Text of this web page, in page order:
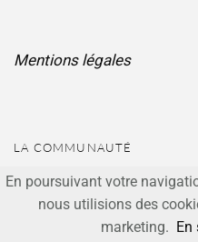
Mentions légales
LA COMMUNAUTÉ
Facebook
JEFFERSONTHEME
En poursuivant votre
nous utilisions des
marketing. En